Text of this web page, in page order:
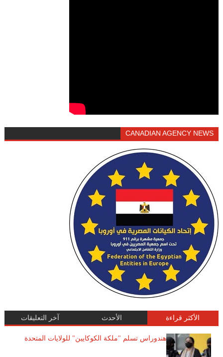
CANADIAN AGENCY NEWS
الأكثر قراءة الأحدث آخر التعليقات
هندوراس تسلم "ملكة الكوكايين" للولايات المتحدة